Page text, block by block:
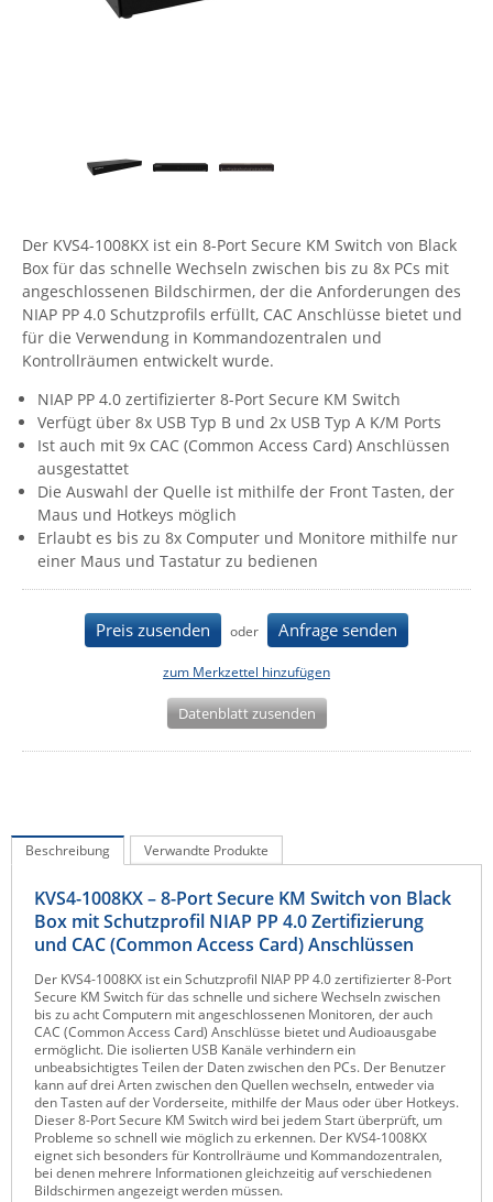
Wi-Fi - WLAN - Wireless
Comet System
Enginko - mcf88
Fokus Technologies
Gefen
Gude
High Sec Labs
HW group
Icron
IEC Lock
Ihse
Kerlink
Kramer Electronics
Netio
Panorama Antennas
PatchSee
Power Kingdom
Poynting
Raritan
Riello UPS
Server Technology
Siretta
SIRIO Antenne
Sunbird
Der KVS4-1008KX ist ein 8-Port Secure KM Switch von Black
Box für das schnelle Wechseln zwischen bis zu 8x PCs mit
angeschlossenen Bildschirmen, der die Anforderungen des
NIAP PP 4.0 Schutzprofils erfüllt, CAC Anschlüsse bietet und
für die Verwendung in Kommandozentralen und
Kontrollräumen entwickelt wurde.
NIAP PP 4.0 zertifizierter 8-Port Secure KM Switch
Verfügt über 8x USB Typ B und 2x USB Typ A K/M Ports
Ist auch mit 9x CAC (Common Access Card) Anschlüssen
ausgestattet
Die Auswahl der Quelle ist mithilfe der Front Tasten, der
Maus und Hotkeys möglich
Erlaubt es bis zu 8x Computer und Monitore mithilfe nur
einer Maus und Tastatur zu bedienen
Preis zusenden oder Anfrage senden
zum Merkzettel hinzufügen
Datenblatt zusenden
Beschreibung Verwandte Produkte
KVS4-1008KX – 8-Port Secure KM Switch von Black
Box mit Schutzprofil NIAP PP 4.0 Zertifizierung
und CAC (Common Access Card) Anschlüssen
Der KVS4-1008KX ist ein Schutzprofil NIAP PP 4.0 zertifizierter 8-Port
Secure KM Switch für das schnelle und sichere Wechseln zwischen
bis zu acht Computern mit angeschlossenen Monitoren, der auch
CAC (Common Access Card) Anschlüsse bietet und Audioausgabe
ermöglicht. Die isolierten USB Kanäle verhindern ein
unbeabsichtigtes Teilen der Daten zwischen den PCs. Der Benutzer
kann auf drei Arten zwischen den Quellen wechseln, entweder via
den Tasten auf der Vorderseite, mithilfe der Maus oder über Hotkeys.
Dieser 8-Port Secure KM Switch wird bei jedem Start überprüft, um
Probleme so schnell wie möglich zu erkennen. Der KVS4-1008KX
eignet sich besonders für Kontrollräume und Kommandozentralen,
bei denen mehrere Informationen gleichzeitig auf verschiedenen
Bildschirmen angezeigt werden müssen.